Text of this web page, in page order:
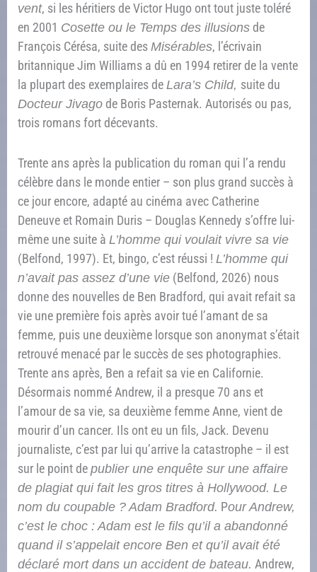
vent, si les héritiers de Victor Hugo ont tout juste toléré
en 2001 Cosette ou le Temps des illusionsde
François Cérésa, suite desMisérables, l’écrivain
britannique Jim Williams a dû en 1994 retirer de la vente
la plupart des exemplaires deLara’s Child, suite du
Docteur Jivagode Boris Pasternak. Autorisés ou pas,
trois romans fort décevants.
Trente ans après la publication du roman qui l’a rendu
célèbre dans le monde entier – son plus grand succès à
ce jour encore, adapté au cinéma avec Catherine
Deneuve et Romain Duris – Douglas Kennedy s’offre lui-
même une suite à L’homme qui voulait vivre sa vie
(Belfond, 1997). Et, bingo, c’est réussi ! L’homme qui
n’avait pas assez d’une vie(Belfond, 2026) nous
donne des nouvelles de Ben Bradford, qui avait refait sa
vie une première fois après avoir tué l’amant de sa
femme, puis une deuxième lorsque son anonymat s’était
retrouvé menacé par le succès de ses photographies.
Trente ans après, Ben a refait sa vie en Californie.
Désormais nommé Andrew, il a presque 70 ans et
l’amour de sa vie, sa deuxième femme Anne, vient de
mourir d’un cancer. Ils ont eu un fils, Jack. Devenu
journaliste, c’est par lui qu’arrive la catastrophe – il est
sur le point depublier une enquête sur une affaire
de plagiat qui fait les gros titres à Hollywood. Le
nom du coupable ? Adam Bradford. Pour Andrew,
c’est le choc : Adam est le fils qu’il a abandonné
quand il s’appelait encore Ben et qu’il avait été
déclaré mort dans un accident de bateau. Andrew,